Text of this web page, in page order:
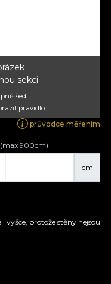
sekci
šedi
pravidlo
průvodce měřením
cm
900cm)
výšce, protože stěny nejsou